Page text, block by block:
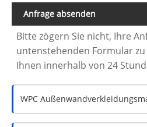
Anfrage absenden
Bitte zögern Sie nicht, Ihre
untenstehenden Formular
Ihnen innerhalb von 24